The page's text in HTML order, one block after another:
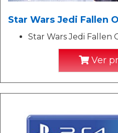
Star Wars Jedi Fallen
Star Wars Jedi Fallen
Ver